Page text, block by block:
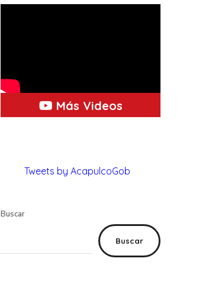
Más Videos
Tweets by AcapulcoGob
Buscar
Buscar